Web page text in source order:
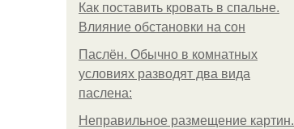
Как поставить кровать в спальне.
Влияние обстановки на сон
Паслён. Обычно в комнатных
условиях разводят два вида
паслена:
Неправильное размещение картин.